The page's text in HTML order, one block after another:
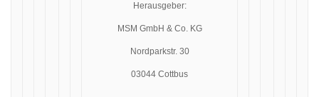
Herausgeber:
MSM GmbH & Co. KG
Nordparkstr. 30
03044 Cottbus